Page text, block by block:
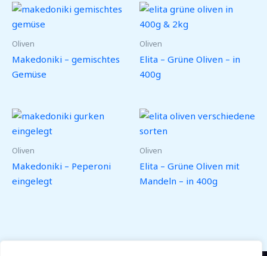
Oliven
Makedoniki – gemischtes
Gemüse
Oliven
Elita – Grüne Oliven – in
400g
Oliven
Makedoniki – Peperoni
eingelegt
Oliven
Elita – Grüne Oliven mit
Mandeln – in 400g